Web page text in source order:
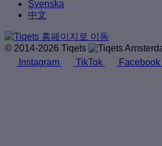
Svenska
中文
© 2014-2026 Tiqets
Instagram
TikTok Facebook